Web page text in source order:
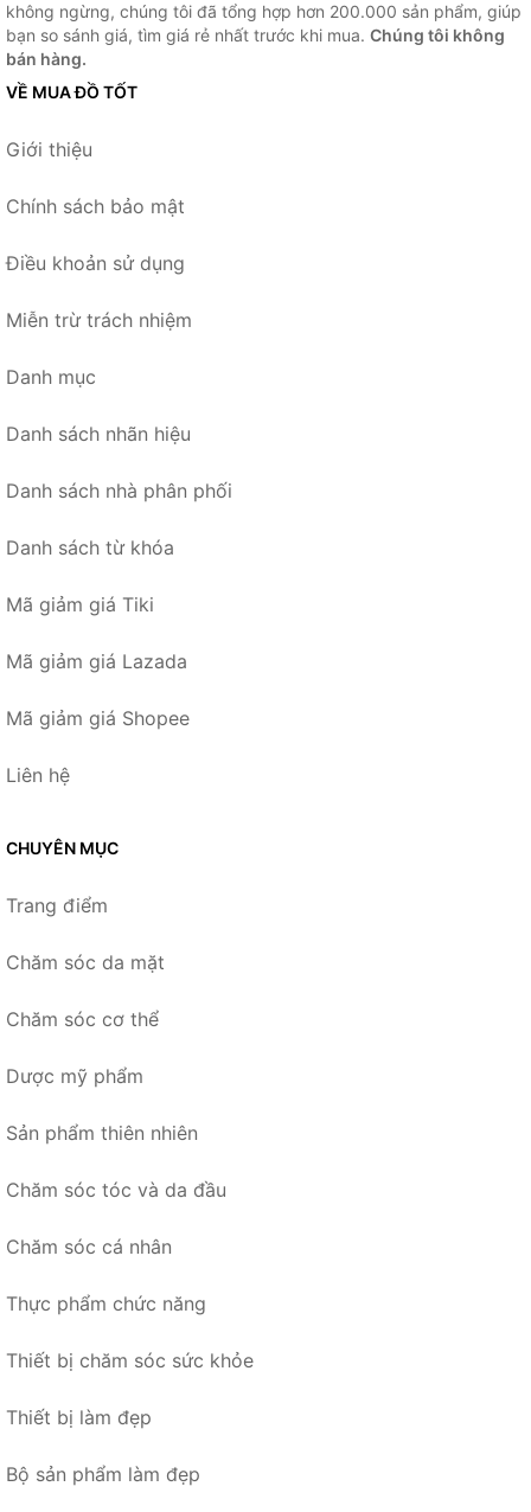
không ngừng, chúng tôi đã tổng hợp hơn 200.000 sản phẩm, giúp
bạn so sánh giá, tìm giá rẻ nhất trước khi mua. Chúng tôi không
bán hàng.
VỀ MUA ĐỒ TỐT
Giới thiệu
Chính sách bảo mật
Điều khoản sử dụng
Miễn trừ trách nhiệm
Danh mục
Danh sách nhãn hiệu
Danh sách nhà phân phối
Danh sách từ khóa
Mã giảm giá Tiki
Mã giảm giá Lazada
Mã giảm giá Shopee
Liên hệ
CHUYÊN MỤC
Trang điểm
Chăm sóc da mặt
Chăm sóc cơ thể
Dược mỹ phẩm
Sản phẩm thiên nhiên
Chăm sóc tóc và da đầu
Chăm sóc cá nhân
Thực phẩm chức năng
Thiết bị chăm sóc sức khỏe
Thiết bị làm đẹp
Bộ sản phẩm làm đẹp